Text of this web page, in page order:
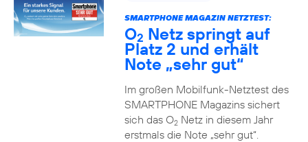
SMARTPHONE MAGAZIN NETZTEST:
O2 Netz springt auf
Platz 2 und erhält
Note „sehr gut“
Im großen Mobilfunk-Netztest des
SMARTPHONE Magazins sichert
sich das O2Netz in diesem Jahr
erstmals die Note „sehr gut“.